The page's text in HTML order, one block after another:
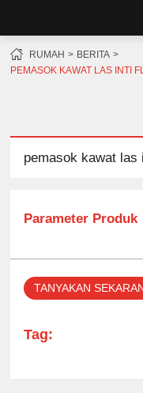
RUMAH
BERITA
PEMASOK KAWAT LAS INTI
pemasok kawat las
Parameter Produk
TANYAKAN
Tag: